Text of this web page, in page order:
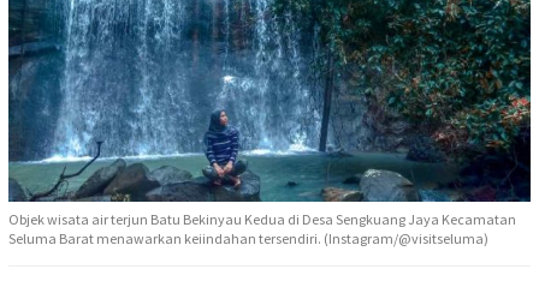
Objek wisata air terjun Batu Bekinyau Kedua di Desa Sengkuang Jaya Kecamatan
Seluma Barat menawarkan keiindahan tersendiri. (Instagram/@visitseluma)